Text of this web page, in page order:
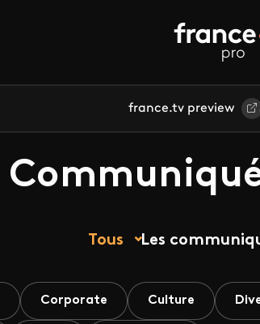
france.tv preview
Tous Les
Corporate Culture